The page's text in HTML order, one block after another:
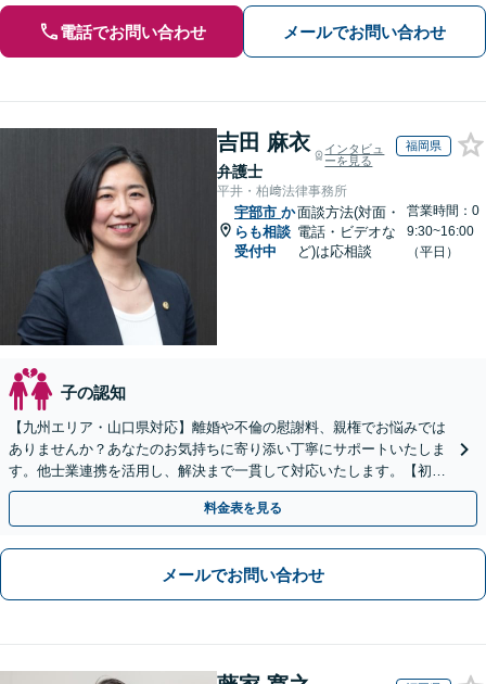
電話でお問い合わせ メールでお問い合わせ
吉田 麻衣
弁護士
インタビュ
ーを見る
福岡県
平井・柏﨑法律事務所
宇部市 か
らも相談
受付中
面談方法(対面・
電話・ビデオな
ど)は応相談
営業時間：0
9:30~16:00
（平日）
子の認知
【九州エリア・山口県対応】離婚や不倫の慰謝料、親権でお悩みでは
ありませんか？あなたのお気持ちに寄り添い丁寧にサポートいたしま
す。他士業連携を活用し、解決まで一貫して対応いたします。【初回
相談60分無料】
料金表を見る
メールでお問い合わせ